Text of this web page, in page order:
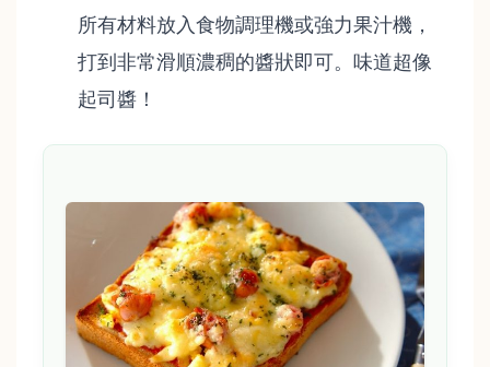
所有材料放入食物調理機或強力果汁機，
打到非常滑順濃稠的醬狀即可。味道超像
起司醬！